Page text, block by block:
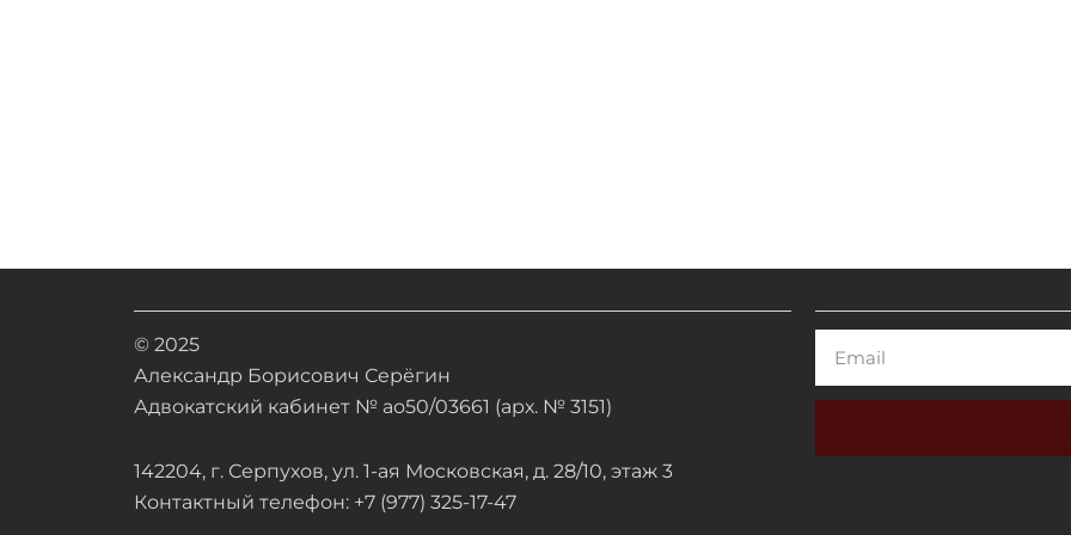
© 2025
Александр Борисович Серёгин
Адвокатский кабинет № ао50/03661 (арх. № 3151)
142204, г. Серпухов, ул. 1-ая Московская, д. 28/10, этаж 3
Контактный телефон: +7 (977) 325-17-47